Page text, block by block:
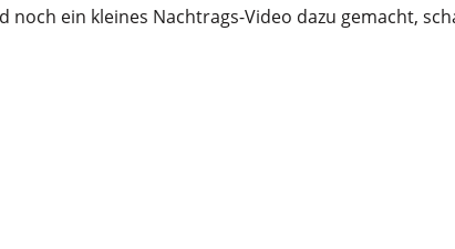
noch ein kleines Nachtrags-Video dazu gemacht,